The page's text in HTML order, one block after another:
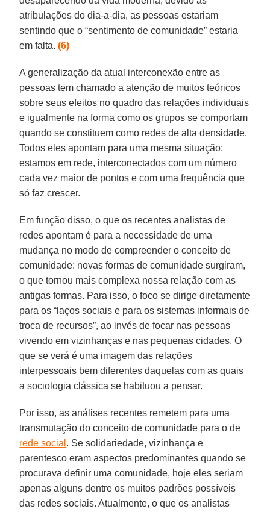
atribulações do dia-a-dia, as pessoas estariam
sentindo que o “sentimento de comunidade” estaria
em falta.(6)
A generalização da atual interconexão entre as
pessoas tem chamado a atenção de muitos teóricos
sobre seus efeitos no quadro das relações individuais
e igualmente na forma como os grupos se comportam
quando se constituem como redes de alta densidade.
Todos eles apontam para uma mesma situação:
estamos em rede, interconectados com um número
cada vez maior de pontos e com uma frequência que
só faz crescer.
Em função disso, o que os recentes analistas de
redes apontam é para a necessidade de uma
mudança no modo de compreender o conceito de
comunidade: novas formas de comunidade surgiram,
o que tornou mais complexa nossa relação com as
antigas formas. Para isso, o foco se dirige diretamente
para os “laços sociais e para os sistemas informais de
troca de recursos”, ao invés de focar nas pessoas
vivendo em vizinhanças e nas pequenas cidades. O
que se verá é uma imagem das relações
interpessoais bem diferentes daquelas com as quais
a sociologia clássica se habituou a pensar.
Por isso, as análises recentes remetem para uma
transmutação do conceito de comunidade para o de
rede social . Se solidariedade, vizinhança e
parentesco eram aspectos predominantes quando se
procurava definir uma comunidade, hoje eles seriam
apenas alguns dentre os muitos padrões possíveis
das redes sociais. Atualmente, o que os analistas